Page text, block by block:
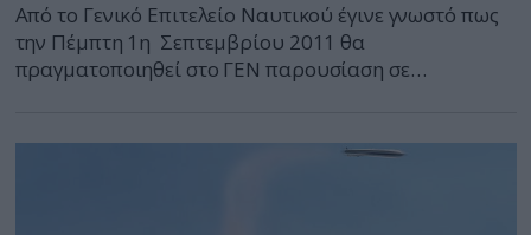
Από το Γενικό Επιτελείο Ναυτικού έγινε γνωστό πως
την Πέμπτη 1η Σεπτεμβρίου 2011 θα
πραγματοποιηθεί στο ΓΕΝ παρουσίαση σε
Pantusa, Tomasz Bilski, Andrzej Stachyra και Αργύρη